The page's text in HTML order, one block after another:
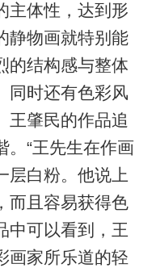
主体性，达到形
静物画就特别能
的结构感与整体
同时还有色彩风
王肇民的作品追
。“王先生在作画
层白粉。他说上
而且容易获得色
中可以看到，王
画家所乐道的轻